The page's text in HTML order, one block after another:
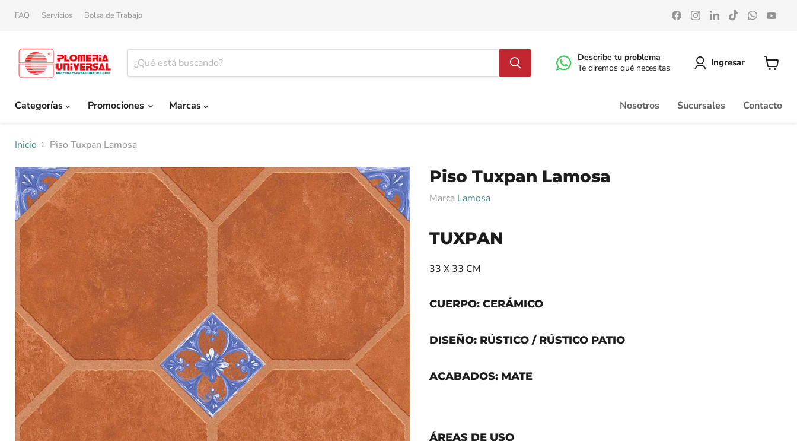
FAQ Servicios Bolsa de Trabajo
Encuéntrenos
en
Facebook
Encuéntrenos
en
Instagram
Encuéntrenos
en
LinkedIn
Encuéntrenos
en
TikTok
en
Describe tu problema
Te diremos qué necesitas
Ingresar
Categorías
Promociones Marcas Nosotros Sucursales Contacto
Inicio Piso Tuxpan Lamosa
Piso Tuxpan Lamosa
Marca Lamosa
TUXPAN
33 X 33 CM
CUERPO: CERÁMICO
DISEÑO: RÚSTICO / RÚSTICO PATIO
ACABADOS: MATE
ÁREAS DE USO